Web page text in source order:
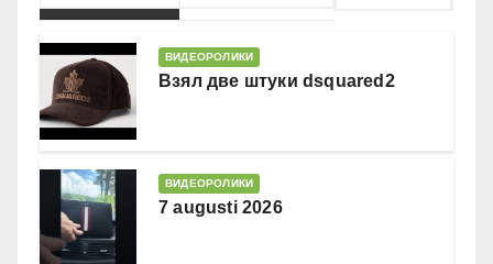
ВИДЕОРОЛИКИ
Взял две штуки dsquared2
ВИДЕОРОЛИКИ
7 augusti 2026